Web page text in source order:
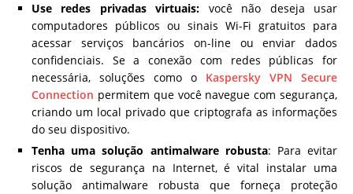
Use redes privadas virtuais: você não deseja usar
computadores públicos ou sinais Wi-Fi gratuitos para
acessar serviços bancários on-line ou enviar dados
confidenciais. Se a conexão com redes públicas for
necessária, soluções como o Kaspersky VPN Secure
Connection permitem que você navegue com segurança,
criando um local privado que criptografa as informações
do seu dispositivo.
Tenha uma solução antimalware robusta: Para evitar
riscos de segurança na Internet, é vital instalar uma
solução antimalware robusta que forneça proteção